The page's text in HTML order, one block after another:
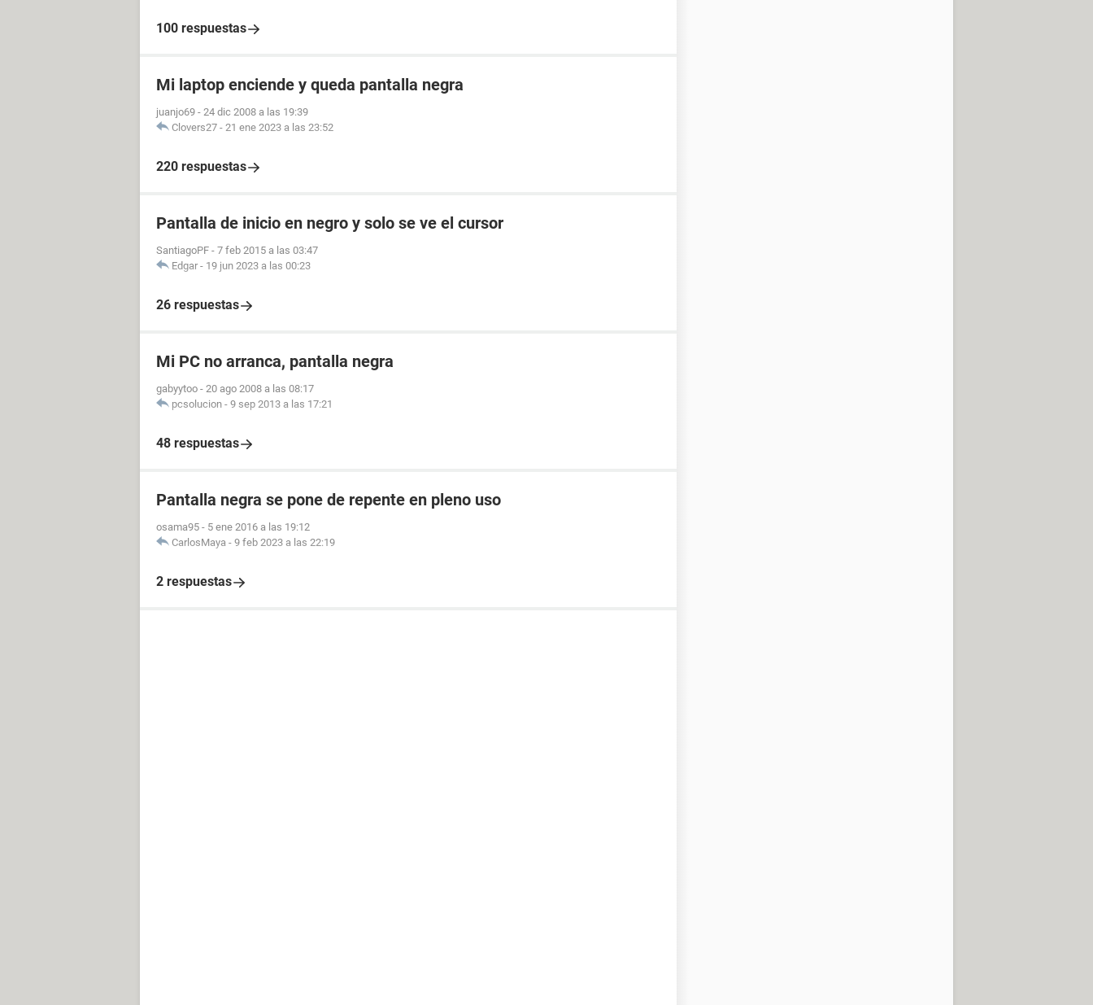
100 respuestas
Mi laptop enciende y queda pantalla negra
juanjo69 - 24 dic 2008 a las 19:39
Clovers27 - 21 ene 2023 a las 23:52
220 respuestas
Pantalla de inicio en negro y solo se ve el cursor
SantiagoPF - 7 feb 2015 a las 03:47
Edgar - 19 jun 2023 a las 00:23
26 respuestas
Mi PC no arranca, pantalla negra
gabyytoo - 20 ago 2008 a las 08:17
pcsolucion - 9 sep 2013 a las 17:21
48 respuestas
Pantalla negra se pone de repente en pleno uso
osama95 - 5 ene 2016 a las 19:12
CarlosMaya - 9 feb 2023 a las 22:19
2 respuestas